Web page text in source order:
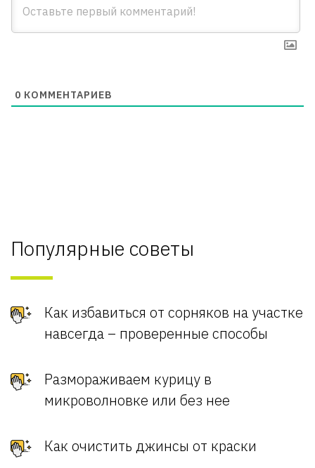
0 КОММЕНТАРИЕВ
Популярные советы
Как избавиться от сорняков на участке
навсегда – проверенные способы
Размораживаем курицу в
микроволновке или без нее
Как очистить джинсы от краски